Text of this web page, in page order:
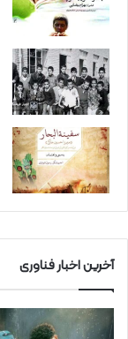
آخرین اخبار فناوری